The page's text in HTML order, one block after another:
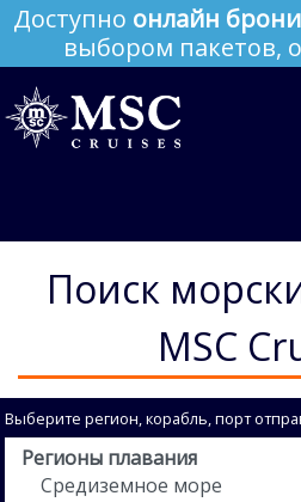
Доступно онлайн
выбором пакетов,
Поиск
MSC
Выберите регион, корабль, порт